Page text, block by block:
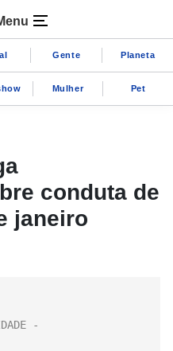
Gente Planeta
Mulher Pet
conduta de
janeiro